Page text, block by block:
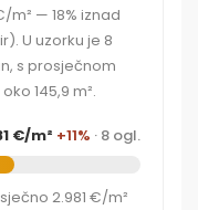
— 18% iznad
U uzorku je 8
s prosječnom
145,9 m².
€/m² +11% · 8 ogl.
2.981 €/m²